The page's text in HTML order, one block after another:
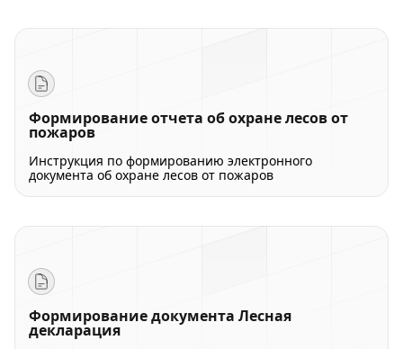
Формирование отчета об охране лесов от
пожаров
Инструкция по формированию электронного
документа об охране лесов от пожаров
Формирование документа Лесная
декларация